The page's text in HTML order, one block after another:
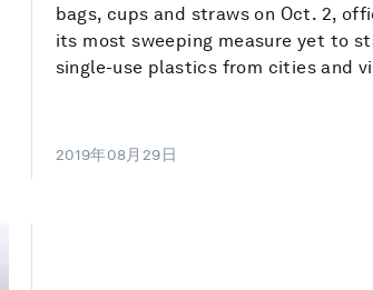
bags, cups and straws on Oct. 2,
its most sweeping measure yet to
single-use plastics from cities and
2019年08月29日